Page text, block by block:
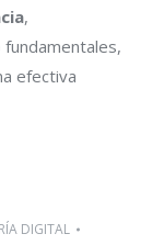
,
fundamentales,
efectiva
DIGITAL